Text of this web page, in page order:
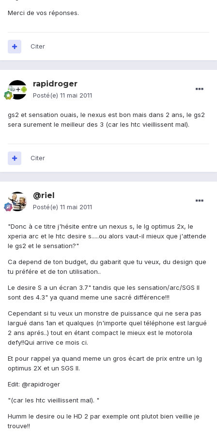
Merci de vos réponses.
Citer
rapidroger
Posté(e) 11 mai 2011
gs2 et sensation ouais, le nexus est bon mais dans 2 ans, le gs2
sera surement le meilleur des 3 (car les htc vieillissent mal).
Citer
@riel
Posté(e) 11 mai 2011
"Donc à ce titre j'hésite entre un nexus s, le lg optimus 2x, le
xperia arc et le htc desire s.....ou alors vaut-il mieux que j'attende
le gs2 et le sensation?"
Ca depend de ton budget, du gabarit que tu veux, du design que
tu préfére et de ton utilisation..
Le desire S a un écran 3.7" tandis que les sensation/arc/SGS II
sont des 4.3" ya quand meme une sacré différence!!!
Cependant si tu veux un monstre de puissance qui ne sera pas
largué dans 1an et qualques (n'importe quel téléphone est largué
2 ans aprés..) tout en étant compact le mieux est le motorola
defy!!Qui arrive ce mois ci.
Et pour rappel ya quand meme un gros écart de prix entre un lg
optimus 2X et un SGS II.
Edit: @rapidroger
"(car les htc vieillissent mal). "
Humm le desire ou le HD 2 par exemple ont plutot bien veillie je
trouve!!